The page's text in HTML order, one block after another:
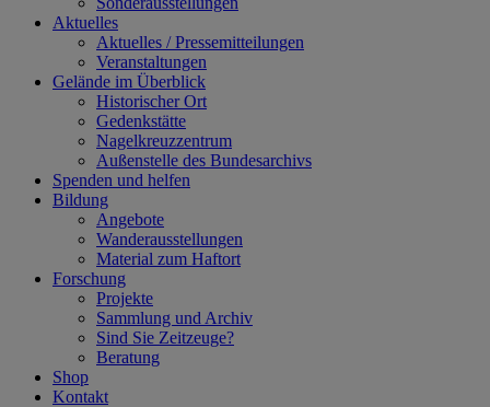
Aktuelles
Aktuelles / Pressemitteilungen
Veranstaltungen
Gelände im Überblick
Historischer Ort
Gedenkstätte
Nagelkreuzzentrum
Außenstelle des Bundesarchivs
Spenden und helfen
Bildung
Angebote
Wanderausstellungen
Material zum Haftort
Forschung
Projekte
Sammlung und Archiv
Sind Sie Zeitzeuge?
Beratung
Shop
Kontakt